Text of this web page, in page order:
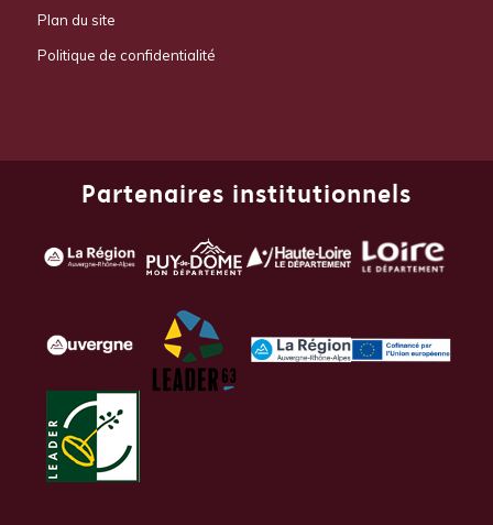
Plan du site
Politique de confidentialité
Partenaires institutionnels